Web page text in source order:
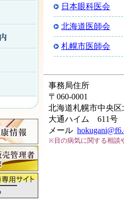
日本眼科医会
北海道医師会
札幌市医師会
事務局住所
〒060-0001
北海道札幌市中央区
大通ハイム 611号
メール
※目の病気に関する相談